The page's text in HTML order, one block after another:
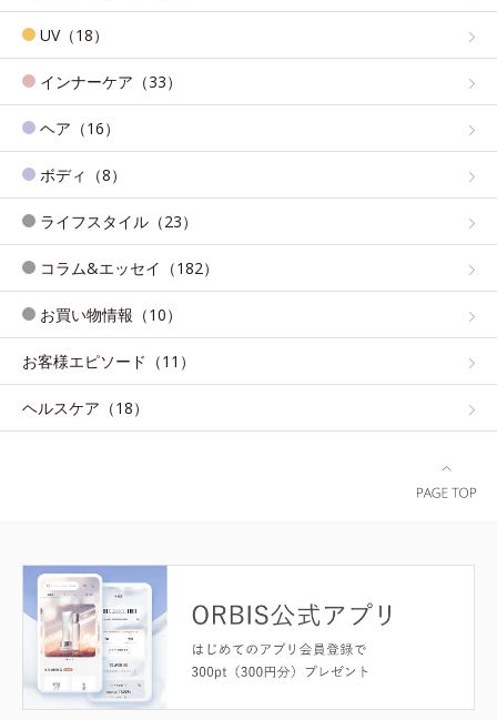
UV（18）
インナーケア（33）
ヘア（16）
ボディ（8）
ライフスタイル（23）
コラム&エッセイ（182）
お買い物情報（10）
お客様エピソード（11）
ヘルスケア（18）